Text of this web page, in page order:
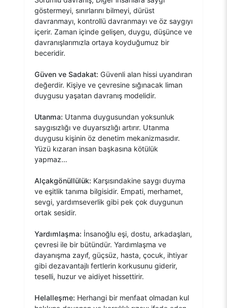
göstermeyi, sınırlarını bilmeyi, dürüst
davranmayı, kontrollü davranmayı ve öz saygıyı
içerir. Zaman içinde gelişen, duygu, düşünce ve
davranışlarımızla ortaya koyduğumuz bir
beceridir.
Güven ve Sadakat: Güvenli alan hissi uyandıran
değerdir. Kişiye ve çevresine sığınacak liman
duygusu yaşatan davranış modelidir.
Utanma: Utanma duygusundan yoksunluk
saygısızlığı ve duyarsızlığı artırır. Utanma
duygusu kişinin öz denetim mekanizmasıdır.
Yüzü kızaran insan başkasına kötülük
yapmaz…
Alçakgönüllülük: Karşısındakine saygı duyma
ve eşitlik tanıma bilgisidir. Empati, merhamet,
sevgi, yardımseverlik gibi pek çok duygunun
ortak sesidir.
Yardımlaşma: İnsanoğlu eşi, dostu, arkadaşları,
çevresi ile bir bütündür. Yardımlaşma ve
dayanışma zayıf, güçsüz, hasta, çocuk, ihtiyar
gibi dezavantajlı fertlerin korkusunu giderir,
teselli, huzur ve aidiyet hissettirir.
Helalleşme: Herhangi bir menfaat olmadan kul